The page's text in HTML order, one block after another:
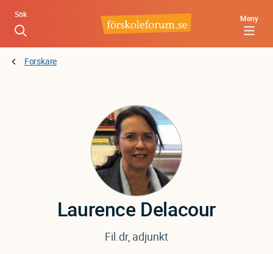
Hoppa
huvudinnehåll
Meny
Sök
Forskare
Laurence Delacour
Fil.dr, adjunkt